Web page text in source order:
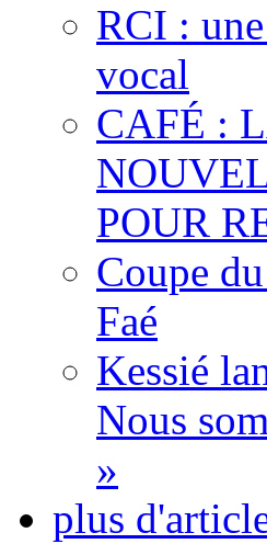
RCI :
vocal
CAFÉ :
POUR
Coupe
Faé
Kessié
Nous
»
plus